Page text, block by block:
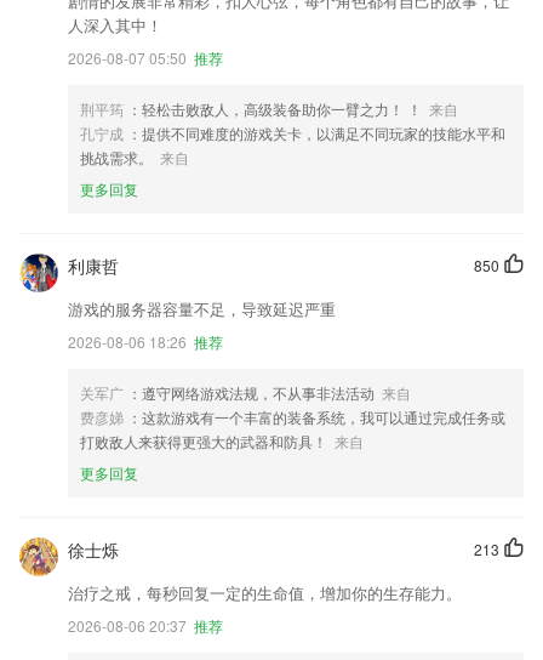
人深入其中！
2026-08-07 05:50 推荐
荆平筠 ：轻松击败敌人，高级装备助你一臂之力！ ！
来自
孔宁成 ：提供不同难度的游戏关卡，以满足不同玩家的技能水平和
挑战需求。
来自
更多回复
850
利康哲
游戏的服务器容量不足，导致延迟严重
2026-08-06 18:26 推荐
关军广 ：遵守网络游戏法规，不从事非法活动 来自
费彦娣 ：这款游戏有一个丰富的装备系统，我可以通过完成任务或
打败敌人来获得更强大的武器和防具！
来自
更多回复
213
徐士烁
治疗之戒，每秒回复一定的生命值，增加你的生存能力。
2026-08-06 20:37 推荐